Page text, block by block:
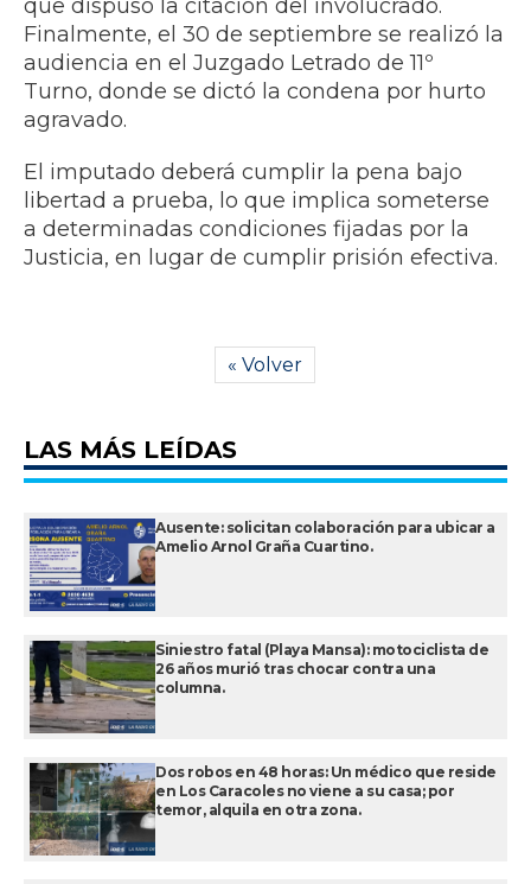
que dispuso la citación del involucrado.
Finalmente, el 30 de septiembre se realizó la
audiencia en el Juzgado Letrado de 11º
Turno, donde se dictó la condena por hurto
agravado.
El imputado deberá cumplir la pena bajo
libertad a prueba, lo que implica someterse
a determinadas condiciones fijadas por la
Justicia, en lugar de cumplir prisión efectiva.
« Volver
LAS MÁS LEÍDAS
Ausente: solicitan colaboración para ubicar a
Amelio Arnol Graña Cuartino.
Siniestro fatal (Playa Mansa): motociclista de
26 años murió tras chocar contra una
columna.
Dos robos en 48 horas: Un médico que reside
en Los Caracoles no viene a su casa; por
temor, alquila en otra zona.